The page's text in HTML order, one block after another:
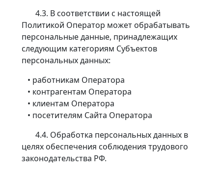
4.3. В соответствии с настоящей
Политикой Оператор может обрабатывать
персональные данные, принадлежащих
следующим категориям Субъектов
персональных данных:
• работникам Оператора
• контрагентам Оператора
• клиентам Оператора
• посетителям Сайта Оператора
4.4. Обработка персональных данных в
целях обеспечения соблюдения трудового
законодательства РФ.